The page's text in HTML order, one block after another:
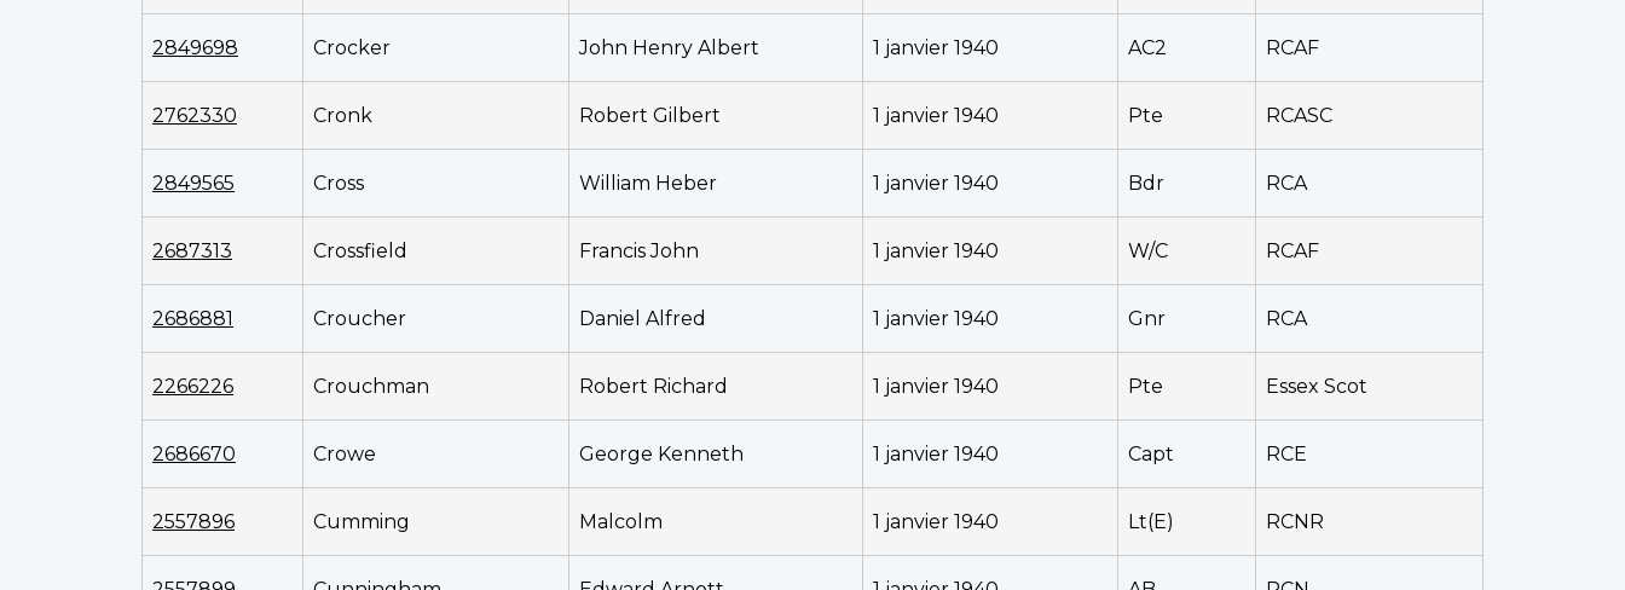
2849698 Crocker John Henry Albert 1 janvier 1940 AC2 RCAF
2762330 Cronk Robert Gilbert 1 janvier 1940 Pte RCASC
2849565 Cross William Heber 1 janvier 1940 Bdr RCA
2687313 Crossfield Francis John 1 janvier 1940 W/C RCAF
2686881 Croucher Daniel Alfred 1 janvier 1940 Gnr RCA
2266226 Crouchman Robert Richard 1 janvier 1940 Pte Essex Scot
2686670 Crowe George Kenneth 1 janvier 1940 Capt RCE
2557896 Cumming Malcolm 1 janvier 1940 Lt(E) RCNR